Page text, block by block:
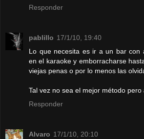
Responder
pablillo 17/1/10, 19:40
Lo que necesita es ir a un bar con
en el karaoke y emborracharse
viejas penas o por lo menos las
Tal vez no sea el mejor método pero
Responder
Alvaro 17/1/10, 20:10